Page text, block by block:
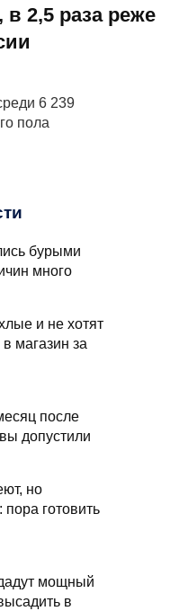
в 2,5 раза реже
6 239
пола
бурыми
много
и не хотят
магазин за
после
допустили
но
пора готовить
мощный
в